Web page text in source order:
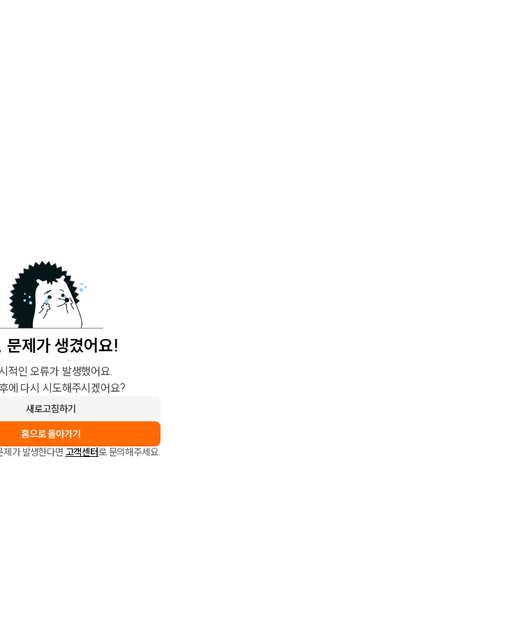
문제가 생겼어요!
적인 오류가 발생했어요.
에 다시 시도해주시겠어요?
새로고침하기
홈으로 돌아가기
제가 발생한다면 고객센터로 문의해주세요.